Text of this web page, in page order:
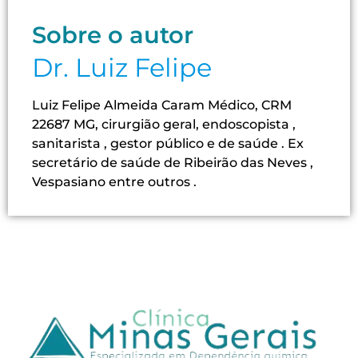
Sobre o autor
Dr. Luiz Felipe
Luiz Felipe Almeida Caram Médico, CRM
22687 MG, cirurgião geral, endoscopista ,
sanitarista , gestor público e de saúde . Ex
secretário de saúde de Ribeirão das Neves ,
Vespasiano entre outros .